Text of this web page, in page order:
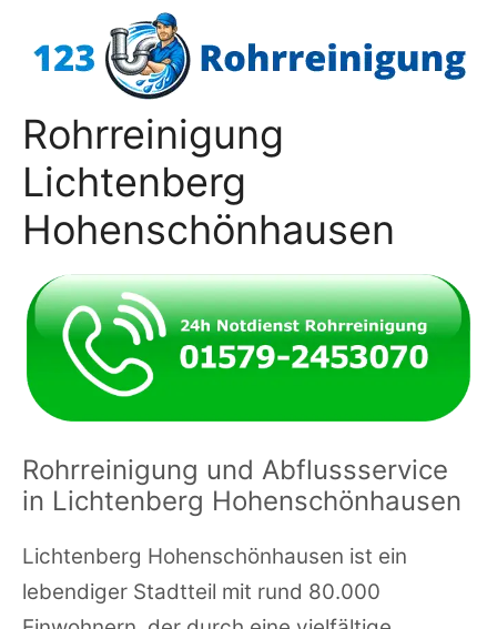
Inhalt
Rohrreinigung
Lichtenberg
Hohenschönhausen
Rohrreinigung und Abflussservice
in Lichtenberg Hohenschönhausen
Lichtenberg Hohenschönhausen ist ein
lebendiger Stadtteil mit rund 80.000